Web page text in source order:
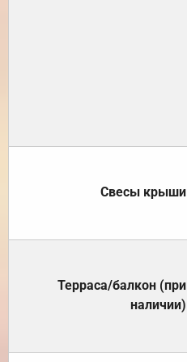
Свесы крыши
Терраса/балкон (при
наличии)